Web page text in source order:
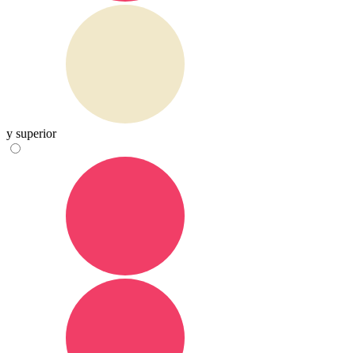
y superior